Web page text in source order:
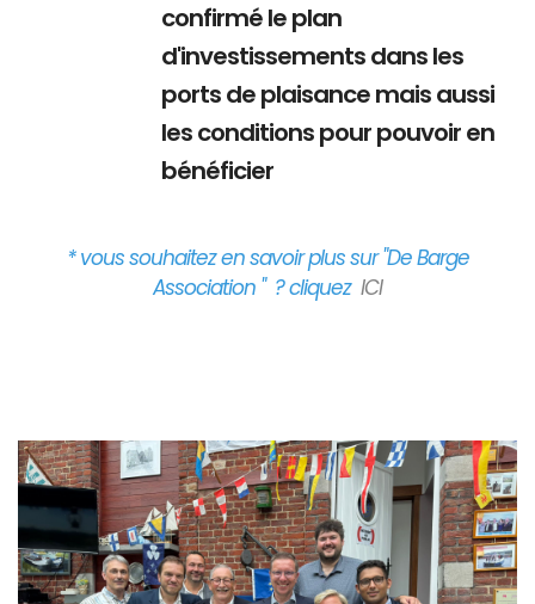
confirmé le plan
d'investissements dans les
ports de plaisance mais aussi
les conditions pour pouvoir en
bénéficier
* vous souhaitez en savoir plus sur "De Barge
Association " ? cliquez ICI
Branding
ARMCHAIR